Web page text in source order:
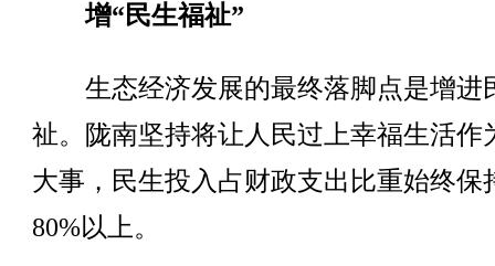
增“民生福祉”
生态经济发展的最终落脚点是增进
祉。陇南坚持将让人民过上幸福生活作
大事，民生投入占财政支出比重始终保
80%以上。